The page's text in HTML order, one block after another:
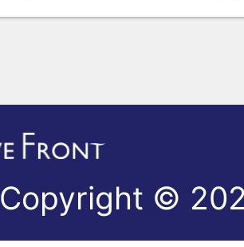
Copyright ©